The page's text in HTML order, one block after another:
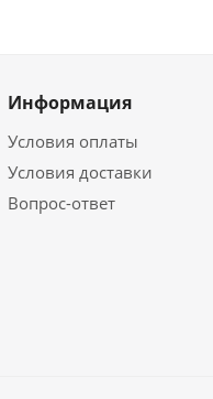
Информация
Условия оплаты
Условия доставки
Вопрос-ответ